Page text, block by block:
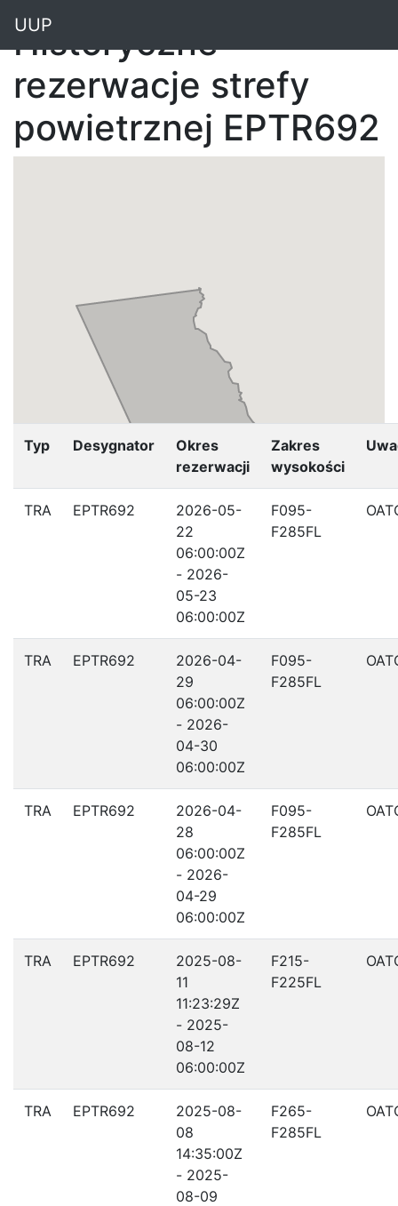
UUP
Historyczne
rezerwacje strefy
powietrznej EPTR692
Typ Desygnator
Okres
rezerwacji
Zakres
wysokości
TRA EPTR692
2026-05-
22
06:00:00Z
- 2026-
05-23
06:00:00Z
F095-
F285FL
TRA EPTR692
2026-04-
29
06:00:00Z
- 2026-
04-30
06:00:00Z
F095-
F285FL
TRA EPTR692
2026-04-
28
06:00:00Z
- 2026-
04-29
06:00:00Z
F095-
F285FL
TRA EPTR692
2025-08-
11
11:23:29Z
- 2025-
08-12
06:00:00Z
F215-
F225FL
TRA EPTR692
2025-08-
08
14:35:00Z
- 2025-
08-09
F265-
F285FL